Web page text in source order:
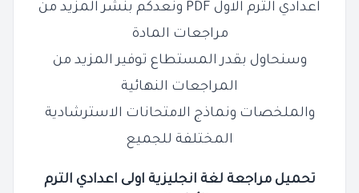
اعدادي الترم الاول PDF ونعدكم بنشر المزيد من
مراجعات المادة
وسنحاول بقدر المستطاع توفير المزيد من
المراجعات النهائية
والملخصات ونماذج الامتحانات الاسترشادية
المختلفة للجميع
تحميل مراجعة لغة انجليزية اولى اعدادي الترم